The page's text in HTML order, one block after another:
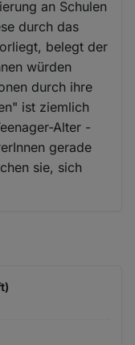
an Schulen
durch das
belegt der
würden
durch ihre
ist ziemlich
Alter -
gerade
sie, sich